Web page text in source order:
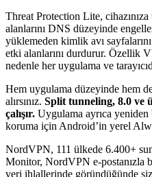
Threat Protection Lite,
alanlarını DNS düzeyinde
yüklemeden kimlik avı
etki alanlarını durdurur. Özellik
nedenle her uygulama ve
Hem uygulama düzeyinde hem
alırsınız. Split tunneling, 8.0 ve
çalışır. Uygulama ayrıca yeniden
koruma için Android’in yerel
NordVPN, 111 ülkede 6.400+
Monitor, NordVPN e-postanızla
veri ihlallerinde göründüğünde